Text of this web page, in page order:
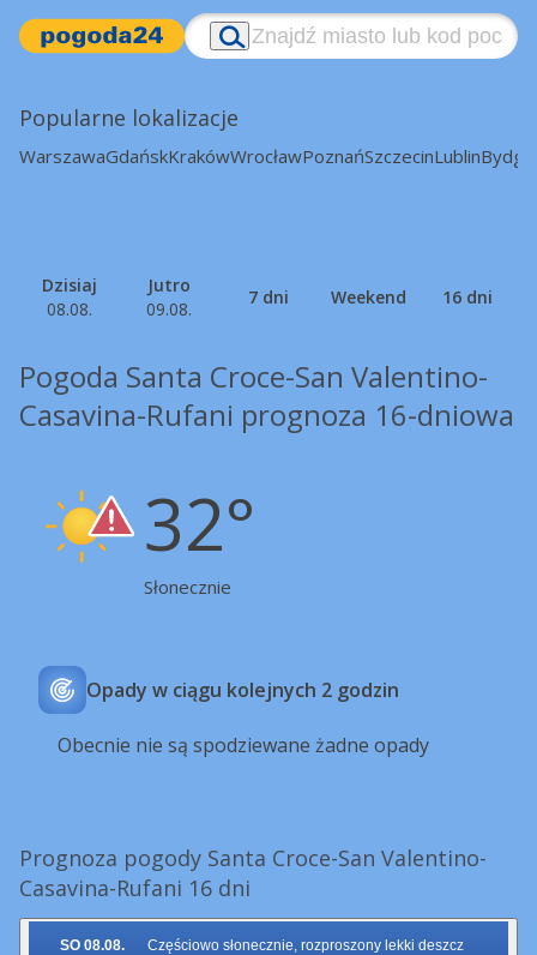
Popularne lokalizacje
WarszawaGdańskKrakówWrocławPoznańSzczecinLublin
Dzisiaj
08.08.
Jutro
09.08.
7 dni Weekend 16 dni
Pogoda Santa Croce-San Valentino-
Casavina-Rufani prognoza 16-dniowa
32°
Słonecznie
Opady w ciągu kolejnych 2 godzin
Obecnie nie są spodziewane żadne opady
Prognoza pogody Santa Croce-San Valentino-
Casavina-Rufani 16 dni
SO 08.08.
Częściowo słonecznie, rozproszony lekki deszcz